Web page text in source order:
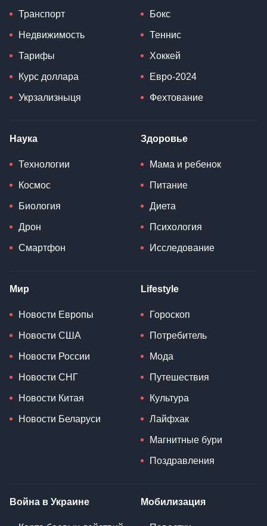
Транспорт
Недвижимость
Тарифы
Курс доллара
Укрзализныця
Бокс
Теннис
Хоккей
Евро-2024
Фехтование
Наука
Технологии
Космос
Биология
Дрон
Смартфон
Здоровье
Мама и ребенок
Питание
Диета
Психология
Исследование
Мир
Новости Европы
Новости США
Новости России
Новости СНГ
Новости Китая
Новости Беларуси
Lifestyle
Гороскоп
Потребитель
Мода
Путешествия
Культура
Лайфхак
Магнитные бури
Поздравления
Война в Украине Мобилизация